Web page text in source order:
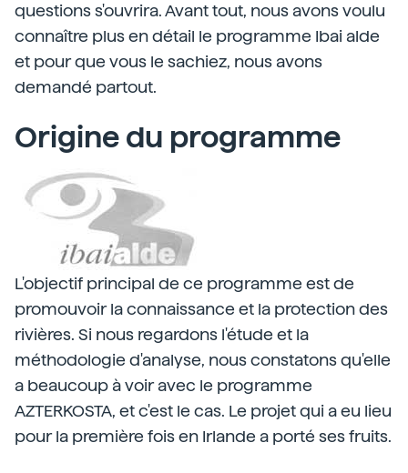
questions s'ouvrira. Avant tout, nous avons voulu
connaître plus en détail le programme Ibai alde
et pour que vous le sachiez, nous avons
demandé partout.
Origine du programme
L'objectif principal de ce programme est de
promouvoir la connaissance et la protection des
rivières. Si nous regardons l'étude et la
méthodologie d'analyse, nous constatons qu'elle
a beaucoup à voir avec le programme
AZTERKOSTA, et c'est le cas. Le projet qui a eu lieu
pour la première fois en Irlande a porté ses fruits.